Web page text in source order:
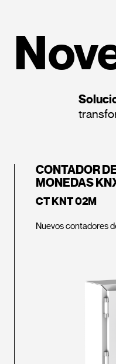
CONTADOR
MONEDAS
CT KNT 02M
Nuevos contadores